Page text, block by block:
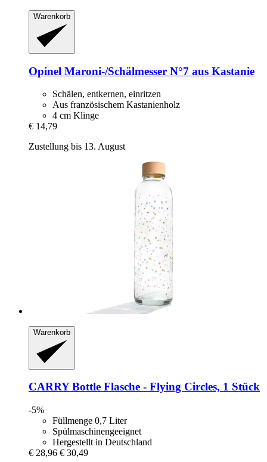
Warenkorb
Opinel Maroni-​/Schälmesser N°7 aus Kastanie
Schälen, entkernen, einritzen
Aus französischem Kastanienholz
4 cm Klinge
€ 14,79
Zustellung bis 13. August
Warenkorb
CARRY Bottle Flasche -​ Flying Circles, 1 Stück
-5%
Füllmenge 0,7 Liter
Spülmaschinengeeignet
Hergestellt in Deutschland
€ 28,96 € 30,49